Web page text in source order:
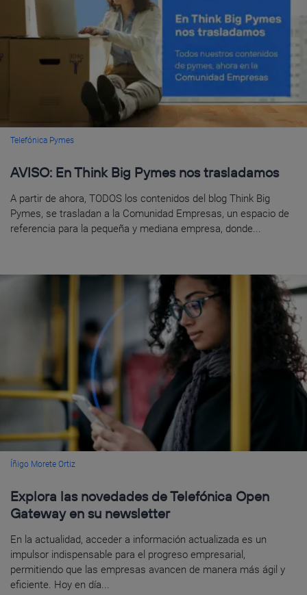
Telefónica Pymes
AVISO: En Think Big Pymes nos trasladamos
A partir de ahora, TODOS los contenidos del blog Think Big
Pymes, se trasladan a la Comunidad Empresas, un espacio de
referencia para la pequeña y mediana empresa, donde...
Íñigo Morete Ortiz
Explora las novedades de Telefónica Open
Gateway en su newsletter
En la actualidad, acceder a información actualizada es un
impulsor indispensable para el progreso empresarial,
permitiendo que las empresas avancen de manera más ágil y
eficiente. Hoy en día...